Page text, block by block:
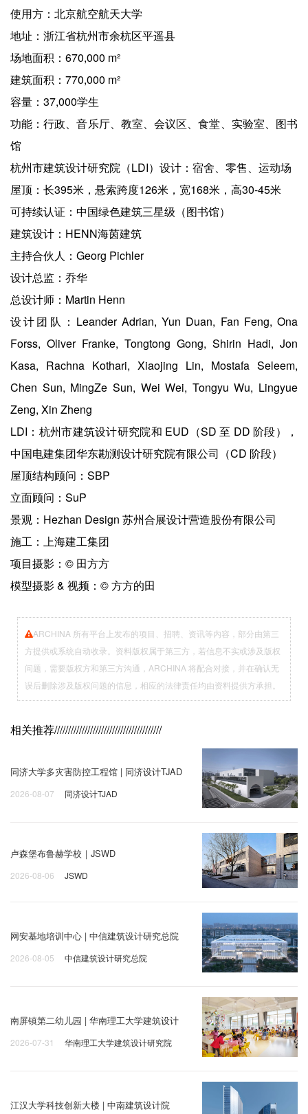
使用方：北京航空航天大学
地址：浙江省杭州市余杭区平遥县
场地面积：670,000 m²
建筑面积：770,000 m²
容量：37,000学生
功能：行政、音乐厅、教室、会议区、食堂、实验室、图书
馆
杭州市建筑设计研究院（LDI）设计：宿舍、零售、运动场
屋顶：长395米，悬索跨度126米，宽168米，高30-45米
可持续认证：中国绿色建筑三星级（图书馆）
建筑设计：HENN海茵建筑
主持合伙人：Georg Pichler
设计总监：乔华
总设计师：Martin Henn
设计团队：Leander Adrian, Yun Duan, Fan Feng, Ona
Forss, Oliver Franke, Tongtong Gong, Shirin Hadi, Jon
Kasa, Rachna Kothari, Xiaojing Lin, Mostafa Seleem,
Chen Sun, MingZe Sun, Wei Wei, Tongyu Wu, Lingyue
Zeng, Xin Zheng
LDI：杭州市建筑设计研究院和 EUD（SD 至 DD 阶段），
中国电建集团华东勘测设计研究院有限公司（CD 阶段）
屋顶结构顾问：SBP
立面顾问：SuP
景观：Hezhan Design 苏州合展设计营造股份有限公司
施工：上海建工集团
项目摄影：© 田方方
模型摄影 & 视频：© 方方的田
ARCHINA 所有平台上发布的项目、招聘、资讯等内容，部分由第三
方提供或系统自动收录。资料版权属于第三方，若信息不实或涉及版权
问题，需要版权方和第三方沟通，ARCHINA 将配合对接，并在确认无
误后删除涉及版权问题的信息，相应的法律责任均由资料提供方承担。
相关推荐///////////////////////////////////////
同济大学多灾害防控工程馆 | 同济设计TJAD
2026-08-07 同济设计TJAD
卢森堡布鲁赫学校｜JSWD
2026-08-06 JSWD
网安基地培训中心 | 中信建筑设计研究总院
2026-08-05 中信建筑设计研究总院
南屏镇第二幼儿园 | 华南理工大学建筑设计
2026-07-31 华南理工大学建筑设计研究院
江汉大学科技创新大楼 | 中南建筑设计院